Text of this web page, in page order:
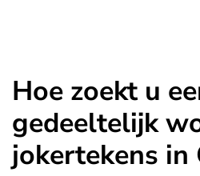
Hoe zoekt u
gedeeltelijk
jokertekens in